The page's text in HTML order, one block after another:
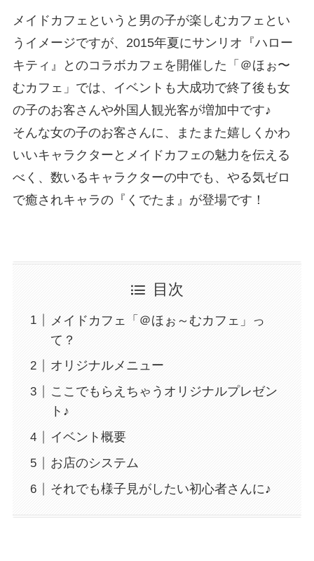
メイドカフェというと男の子が楽しむカフェとい
うイメージですが、2015年夏にサンリオ『ハロー
キティ』とのコラボカフェを開催した「＠ほぉ〜
むカフェ」では、イベントも大成功で終了後も女
の子のお客さんや外国人観光客が増加中です♪
そんな女の子のお客さんに、またまた嬉しくかわ
いいキャラクターとメイドカフェの魅力を伝える
べく、数いるキャラクターの中でも、やる気ゼロ
で癒されキャラの『くでたま』が登場です！
目次
メイドカフェ「＠ほぉ～むカフェ」っ
て？
オリジナルメニュー
ここでもらえちゃうオリジナルプレゼン
ト♪
イベント概要
お店のシステム
それでも様子見がしたい初心者さんに♪